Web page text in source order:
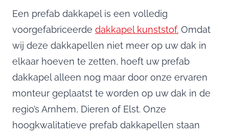
Een prefab dakkapel is een volledig
voorgefabriceerde dakkapel kunststof. Omdat
wij deze dakkapellen niet meer op uw dak in
elkaar hoeven te zetten, hoeft uw prefab
dakkapel alleen nog maar door onze ervaren
monteur geplaatst te worden op uw dak in de
regio’s Arnhem, Dieren of Elst. Onze
hoogkwalitatieve prefab dakkapellen staan